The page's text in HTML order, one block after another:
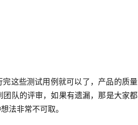
这些测试用例就可以了，产品的质量
队的评审，如果有遗漏，那是大家都
法非常不可取。